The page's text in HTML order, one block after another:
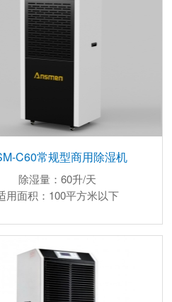
C60常规型商用除湿机
除湿量：60升/天
用面积：100平方米以下